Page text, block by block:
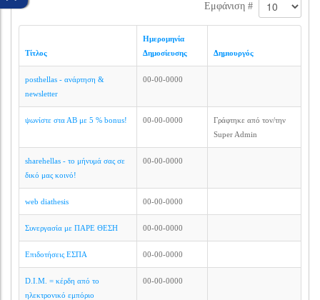
Εμφάνιση #
Τίτλος
Ημερομηνία
Δημοσίευσης
Δημιουργός
posthellas - ανάρτηση &
newsletter
00-00-0000
ψωνίστε στα ΑΒ με 5 % bonus! 00-00-0000
Γράφτηκε από τον/την
Super Admin
sharehellas - το μήνυμά σας σε
δικό μας κοινό!
00-00-0000
web diathesis 00-00-0000
Συνεργασία με ΠΑΡΕ ΘΕΣΗ 00-00-0000
Επιδοτήσεις ΕΣΠΑ 00-00-0000
D.I.M. = κέρδη από το
ηλεκτρονικό εμπόριο
00-00-0000